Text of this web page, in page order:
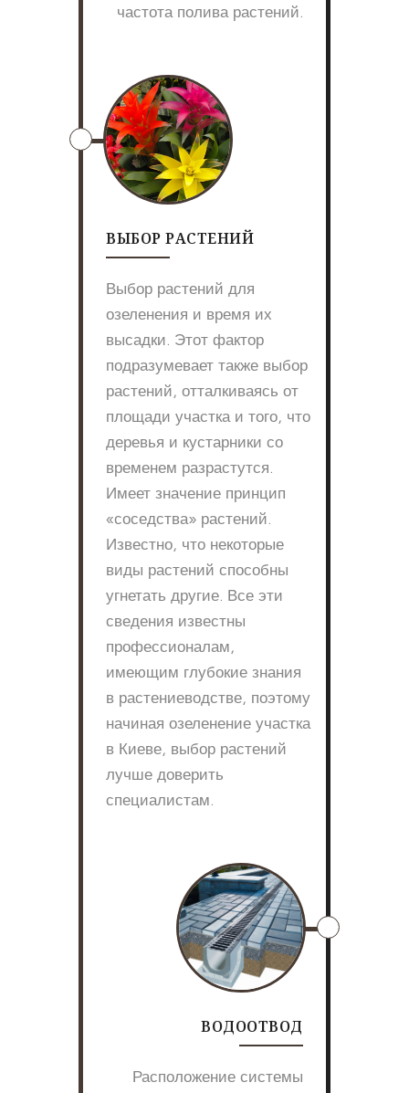
частота полива растений.
ВЫБОР РАСТЕНИЙ
Выбор растений для
озеленения и время их
высадки. Этот фактор
подразумевает также выбор
растений, отталкиваясь от
площади участка и того, что
деревья и кустарники со
временем разрастутся.
Имеет значение принцип
«соседства» растений.
Известно, что некоторые
виды растений способны
угнетать другие. Все эти
сведения известны
профессионалам,
имеющим глубокие знания
в растениеводстве, поэтому
начиная озеленение участка
в Киеве, выбор растений
лучше доверить
специалистам.
ВОДООТВОД
Расположение системы